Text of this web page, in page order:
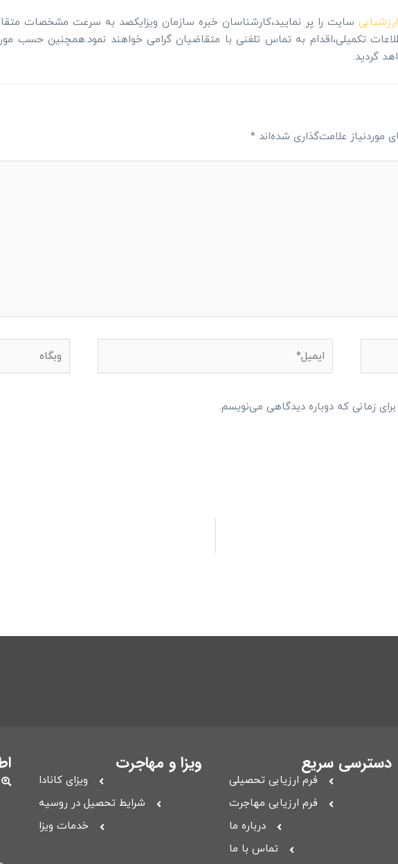
سایت را پر نمایید،کارشناسان خبره سازمان ویزایکصد به سرعت مشخصات
تکمیلی،اقدام به تماس تلفنی با متقاضیان گرامی خواهند نمود.همچنین حسب
گردید.
علامت‌گذاری شده‌اند *
وبگاه
زمانی که دوباره دیدگاهی می‌نویسم.
دسترسی سریع
فرم ارزیابی تحصیلی
فرم ارزیابی مهاجرت
درباره ما
تماس با ما
ویزا و مهاجرت
ویزای کانادا
شرایط تحصیل در روسیه
خدمات ویزا